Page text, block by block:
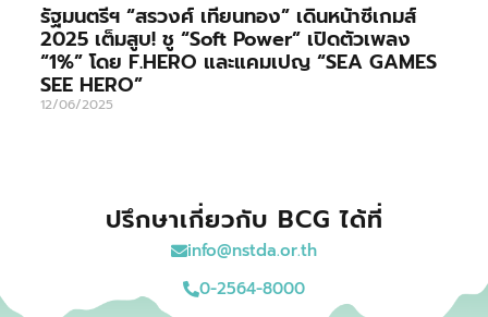
รัฐมนตรีฯ “สรวงศ์ เทียนทอง” เดินหน้าซีเกมส์
2025 เต็มสูบ! ชู “Soft Power” เปิดตัวเพลง
“1%” โดย F.HERO และแคมเปญ “SEA GAMES
SEE HERO”
12/06/2025
ปรึกษาเกี่ยวกับ BCG ได้ที่
info@nstda.or.th
0-2564-8000